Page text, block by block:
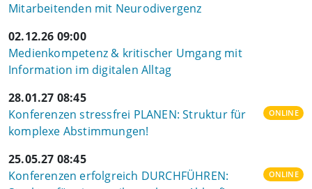
Mitarbeitenden mit Neurodivergenz
02.12.26 09:00
Medienkompetenz & kritischer Umgang mit
Information im digitalen Alltag
28.01.27 08:45
Konferenzen stressfrei PLANEN: Struktur für
komplexe Abstimmungen!
ONLINE
25.05.27 08:45
Konferenzen erfolgreich DURCHFÜHREN:
ONLINE